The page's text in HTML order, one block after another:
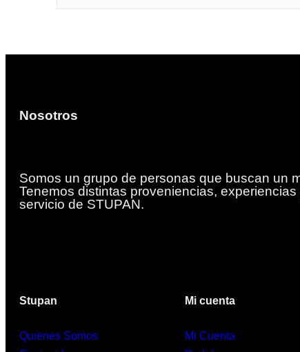
Nosotros
Somos un grupo de personas que buscan un
Tenemos distintas proveniencias,
servicio de STUPAN.
Stupan
Quienes Somos
Mi cuenta
Mi Cuenta